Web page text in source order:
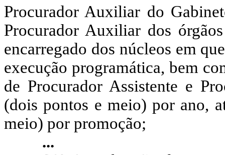
Procurador Auxiliar do
Procurador Auxiliar dos
encarregado dos núcleos em
execução programática, bem
de Procurador Assistente e
(dois pontos e meio) por ano,
meio) por promoção;
...